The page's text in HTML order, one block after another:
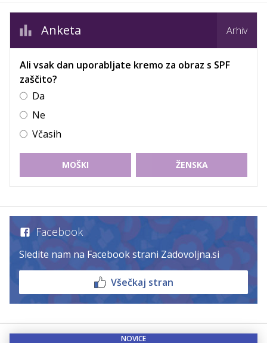
Anketa Arhiv
Ali vsak dan uporabljate kremo za obraz s SPF
zaščito?
Da
Ne
Včasih
MOŠKI ŽENSKA
Facebook
Sledite nam na Facebook strani Zadovoljna.si
Všečkaj stran
NOVICE